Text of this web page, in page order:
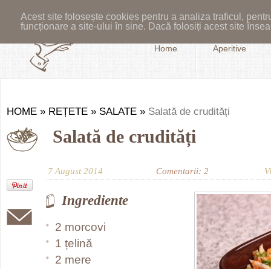
Acest site folosește cookies pentru a analiza traficul,
funcționare a site-ului în sine. Dacă folosiți acest site
Home Aperitive
HOME » REȚETE » SALATE » Salată de crudități
Salată de crudități
7 August 2014 Comentarii: 2
Ingrediente
2 morcovi
1 țelină
2 mere